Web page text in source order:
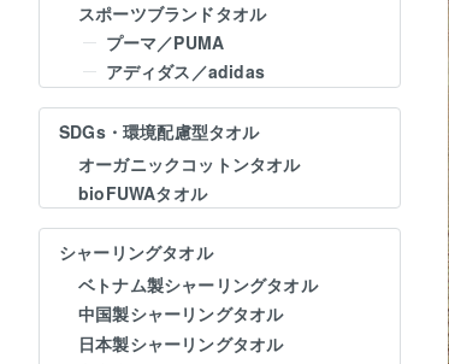
スポーツブランドタオル
プーマ／PUMA
アディダス／adidas
SDGs・環境配慮型タオル
オーガニックコットンタオル
bioFUWAタオル
シャーリングタオル
ベトナム製シャーリングタオル
中国製シャーリングタオル
日本製シャーリングタオル